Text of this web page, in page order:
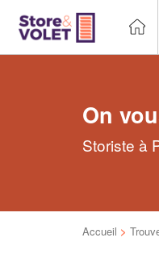
On
Storiste à
Accueil >